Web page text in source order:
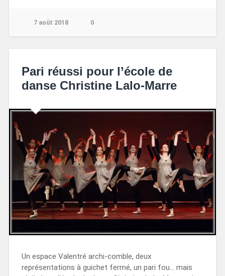
7 août 2018 0
Pari réussi pour l’école de
danse Christine Lalo-Marre
Un espace Valentré archi-comble, deux
représentations à guichet fermé, un pari fou… mais